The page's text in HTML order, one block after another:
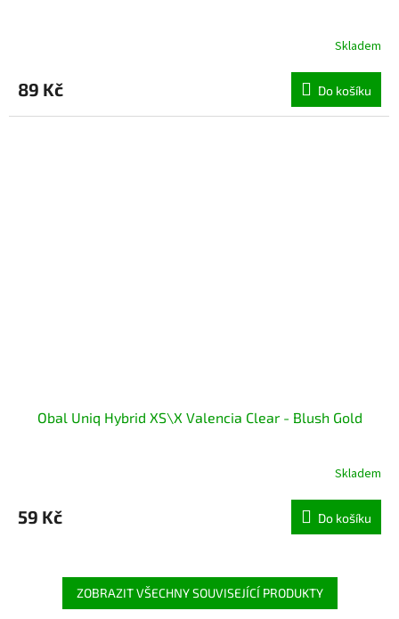
Skladem
89 Kč Do košíku
Obal Uniq Hybrid XS\X Valencia Clear - Blush Gold
Skladem
59 Kč Do košíku
ZOBRAZIT VŠECHNY SOUVISEJÍCÍ PRODUKTY